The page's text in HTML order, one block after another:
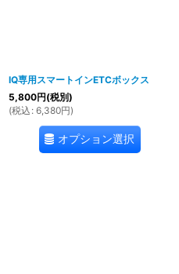
IQ専用スマートインETCボックス
5,800円(税別)
(税込 : 6,380円)
オプション選択